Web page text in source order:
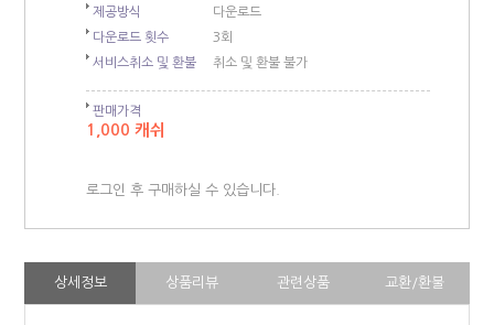
제공방식
다운로드
다운로드 횟수
3회
서비스취소 및 환불
취소 및 환불 불가
판매가격
1,000 캐쉬
로그인 후 구매하실 수 있습니다.
상세정보 상품리뷰 관련상품 교환/환불